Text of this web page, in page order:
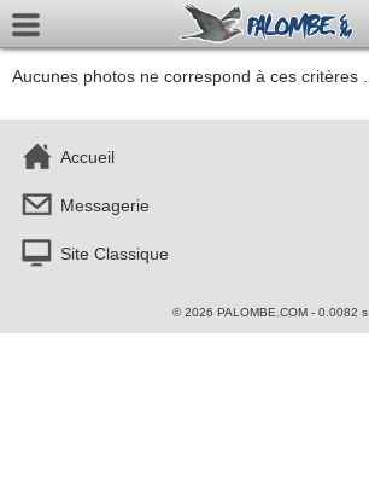
Aucunes photos ne correspond à ces critères ...
Accueil
Messagerie
Site Classique
© 2026 PALOMBE.COM - 0.0082 s